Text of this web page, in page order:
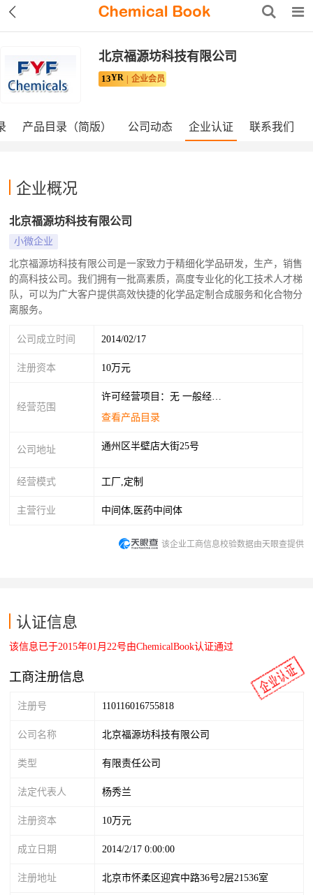
北京福源坊科技有限公司
13YR 企业会员
产品目录（简版） 公司动态 企业认证 联系我们
企业概况
北京福源坊科技有限公司
小微企业
北京福源坊科技有限公司是一家致力于精细化学品研发，生产，销售
的高科技公司。我们拥有一批高素质，高度专业化的化工技术人才梯
队，可以为广大客户提供高效快捷的化学品定制合成服务和化合物分
离服务。
公司成立时间 2014/02/17
注册资本 10万元
经营范围
许可经营项目：无 一般经营项目：技术开发，咨询，服务，推广，转让；会议服务；电脑图文设计；销售化工产品（不含危险化学品，一类易制毒化学品），建筑材料，五金交电，文化用品，工艺品。
查看产品目录
公司地址 通州区半壁店大街25号
经营模式 工厂,定制
主营行业 中间体,医药中间体
该企业工商信息校验数据由天眼查提供
认证信息
该信息已于2015年01月22号由ChemicalBook认证通过
工商注册信息
注册号 110116016755818
公司名称 北京福源坊科技有限公司
类型 有限责任公司
法定代表人 杨秀兰
注册资本 10万元
成立日期 2014/2/17 0:00:00
注册地址 北京市怀柔区迎宾中路36号2层21536室